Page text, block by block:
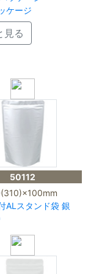
ケージ
見る
50112
ALスタンド袋 銀